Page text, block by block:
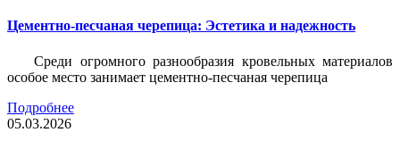
Цементно-песчаная черепица: Эстетика и надежность
Среди огромного разнообразия кровельных материалов
особое место занимает цементно-песчаная черепица
Подробнее
05.03.2026